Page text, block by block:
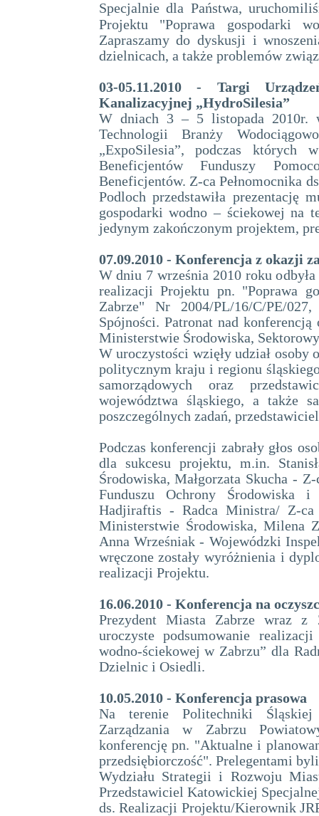
Specjalnie dla Państwa,
Projektu "Poprawa gospodarki
Zapraszamy do dyskusji i
dzielnicach, a także problemów
03-05.11.2010 - Targi
Kanalizacyjnej „HydroSilesia”
W dniach 3 – 5 listopada 2010r.
Technologii Branży
„ExpoSilesia”, podczas których
Beneficjentów Funduszy
Beneficjentów. Z-ca Pełnomocnika
Podloch przedstawiła prezentację
gospodarki wodno – ściekowej na
jedynym zakończonym projektem,
07.09.2010 - Konferencja z okazji
W dniu 7 września 2010 roku
realizacji Projektu pn. "Poprawa
Zabrze" Nr 2004/PL/16/C/PE/
Spójności. Patronat nad konferencją
Ministerstwie Środowiska,
W uroczystości wzięły udział osoby
politycznym kraju i regionu
samorządowych oraz
województwa śląskiego, a także
poszczególnych zadań,
Podczas konferencji zabrały głos
dla sukcesu projektu, m.in.
Środowiska, Małgorzata Skucha -
Funduszu Ochrony Środowiska i
Hadjiraftis - Radca Ministra/ Z-ca
Ministerstwie Środowiska, Milena
Anna Wrześniak - Wojewódzki
wręczone zostały wyróżnienia i
realizacji Projektu.
16.06.2010 - Konferencja na
Prezydent Miasta Zabrze wraz z
uroczyste podsumowanie
wodno-ściekowej w Zabrzu” dla
Dzielnic i Osiedli.
10.05.2010 - Konferencja prasowa
Na terenie Politechniki
Zarządzania w Zabrzu
konferencję pn. "Aktualne i
przedsiębiorczość". Prelegentami
Wydziału Strategii i Rozwoju
Przedstawiciel Katowickiej
ds. Realizacji Projektu/Kierownik